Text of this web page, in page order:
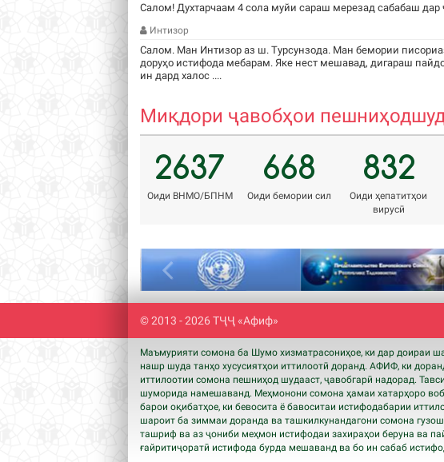
Салом! Духтарчаам 4 сола муйи сараш мерезад сабабаш дар
Интизор
Салом. Ман Интизор аз ш. Турсунзода. Ман бемории
доруҳо истифода мебарам. Яке нест мешавад, дигараш
ин дард халос ....
Миқдори ҷавобҳои
2637
Оиди ВНМО/БПНМ
668
Оиди бемории сил
832
Оиди ҳепатитҳои
вирусӣ
Previous
© 2013 - 2026 ТҶҶ «Афиф»
Маъмурияти сомона ба Шумо хизматрасониҳое, ки дар доираи
нашр шуда танҳо хусусиятҳои иттилоотӣ доранд. АФИФ, ки
иттилоотии сомона пешниҳод шудааст, ҷавобгарӣ надорад.
шуморида намешаванд. Меҳмонони сомона ҳамаи хатарҳоро
барои оқибатҳое, ки бевосита ё бавоситаи истифодабарии
шароит ба зиммаи доранда ва ташкилкунандагони сомона
ташриф ва аз ҷониби меҳмон истифодаи захираҳои беруна ва
ғайритиҷоратӣ истифода бурда мешаванд ва бо ин сабаб